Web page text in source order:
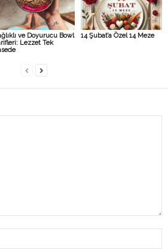
ve Doyurucu Bowl
Lezzet Tek
14 Şubat’a Özel 14 Meze